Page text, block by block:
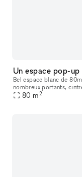
Un espace pop-
Bel espace blanc de
nombreux portants,
envies.
80 m2